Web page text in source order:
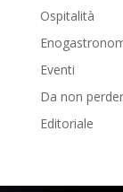
Ospitalità
Eventi
Da non
Editoriale